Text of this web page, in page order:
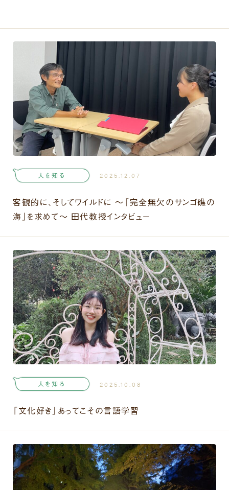
客観的に、そしてワイルドに ～「完全無欠のサンゴ礁の
海」を求めて～ 田代教授インタビュー
2025.12.07
人を知る
「文化好き」あってこその言語学習
2025.10.08
人を知る